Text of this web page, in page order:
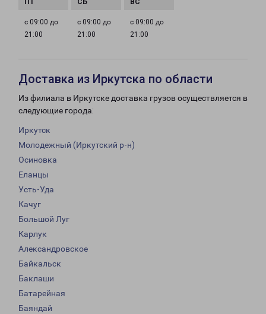
с 09:00 до
21:00
с 09:00 до
21:00
с 09:00 до
21:00
Доставка из Иркутска по области
Из филиала в Иркутске доставка грузов осуществляется в
следующие города:
Иркутск
Молодежный (Иркутский р-н)
Осиновка
Еланцы
Усть-Уда
Качуг
Большой Луг
Карлук
Александровское
Байкальск
Баклаши
Батарейная
Баяндай